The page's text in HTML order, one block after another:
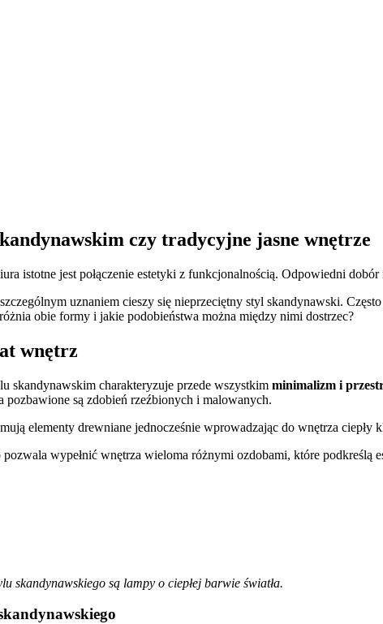
czy tradycyjne jasne wnętrze
istotne jest połączenie estetyki z funkcjonalnością. Odpowiedni
uznaniem cieszy się nieprzeciętny styl skandynawski.
obie formy i jakie podobieństwa można między nimi dostrzec?
wnętrz
skandynawskim charakteryzuje przede wszystkim minimalizm i
pozbawione są zdobień rzeźbionych i malowanych.
elementy drewniane jednocześnie wprowadzając do wnętrza ciepły
wypełnić wnętrza wieloma różnymi ozdobami, które podkreślą
skandynawskiego są lampy o ciepłej barwie światła.